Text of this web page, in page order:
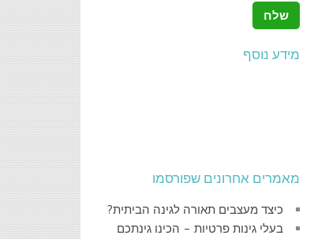
מידע נוסף
מאמרים אחרונים שפורסמו
כיצד מעצבים תאורה לגינה הביתית?
בעלי גינות פרטיות – הכינו גינתכם